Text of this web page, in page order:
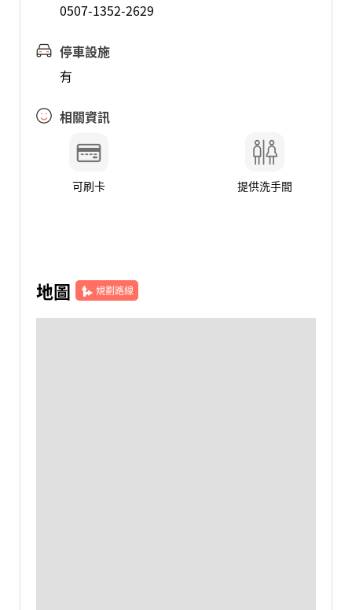
0507-1352-2629
停車設施
有
相關資訊
可刷卡 提供洗手間
地圖 規劃路線